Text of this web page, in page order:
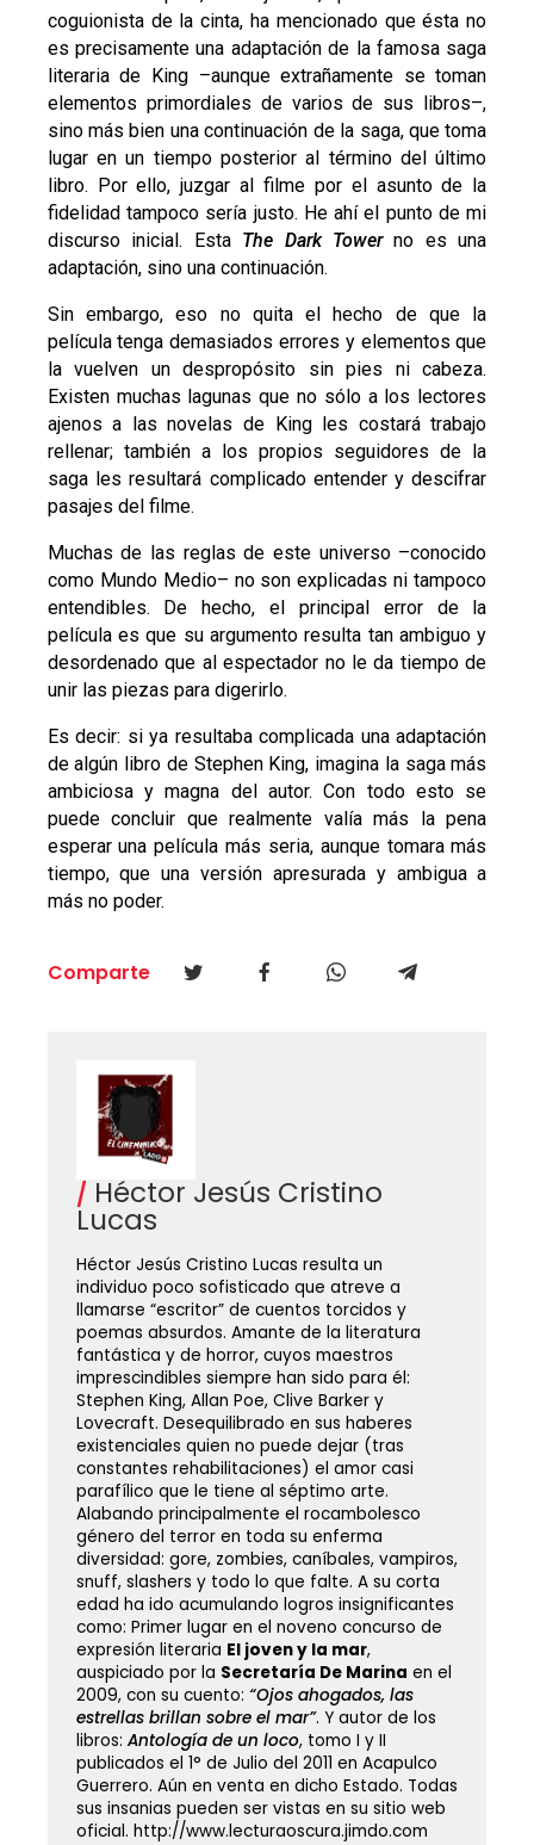
coguionista de la cinta, ha mencionado que ésta no
es precisamente una adaptación de la famosa saga
literaria de King –aunque extrañamente se toman
elementos primordiales de varios de sus libros–,
sino más bien una continuación de la saga, que toma
lugar en un tiempo posterior al término del último
libro. Por ello, juzgar al filme por el asunto de la
fidelidad tampoco sería justo. He ahí el punto de mi
discurso inicial. Esta The Dark Towerno es una
adaptación, sino una continuación.
Sin embargo, eso no quita el hecho de que la
película tenga demasiados errores y elementos que
la vuelven un despropósito sin pies ni cabeza.
Existen muchas lagunas que no sólo a los lectores
ajenos a las novelas de King les costará trabajo
rellenar; también a los propios seguidores de la
saga les resultará complicado entender y descifrar
pasajes del filme.
Muchas de las reglas de este universo –conocido
como Mundo Medio– no son explicadas ni tampoco
entendibles. De hecho, el principal error de la
película es que su argumento resulta tan ambiguo y
desordenado que al espectador no le da tiempo de
unir las piezas para digerirlo.
Es decir: si ya resultaba complicada una adaptación
de algún libro de Stephen King, imagina la saga más
ambiciosa y magna del autor. Con todo esto se
puede concluir que realmente valía más la pena
esperar una película más seria, aunque tomara más
tiempo, que una versión apresurada y ambigua a
más no poder.
Comparte
Héctor Jesús Cristino
Lucas
Héctor Jesús Cristino Lucas resulta un
individuo poco sofisticado que atreve a
llamarse “escritor” de cuentos torcidos y
poemas absurdos. Amante de la literatura
fantástica y de horror, cuyos maestros
imprescindibles siempre han sido para él:
Stephen King, Allan Poe, Clive Barker y
Lovecraft. Desequilibrado en sus haberes
existenciales quien no puede dejar (tras
constantes rehabilitaciones) el amor casi
parafílico que le tiene al séptimo arte.
Alabando principalmente el rocambolesco
género del terror en toda su enferma
diversidad: gore, zombies, caníbales, vampiros,
snuff, slashers y todo lo que falte. A su corta
edad ha ido acumulando logros insignificantes
como: Primer lugar en el noveno concurso de
expresión literaria El joven y la mar,
auspiciado por la Secretaría De Marina en el
2009, con su cuento: “Ojos ahogados, las
estrellas brillan sobre el mar”. Y autor de los
libros: Antología de un loco, tomo I y II
publicados el 1° de Julio del 2011 en Acapulco
Guerrero. Aún en venta en dicho Estado. Todas
sus insanias pueden ser vistas en su sitio web
oficial. http://www.lecturaoscura.jimdo.com